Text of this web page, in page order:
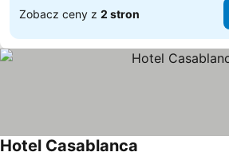
Zobacz ceny z 2 stron
Hotel Casablanca